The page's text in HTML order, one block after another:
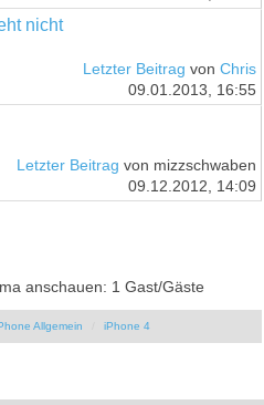
nicht
Letzter Beitrag von Chris
09.01.2013, 16:55
Letzter Beitrag von mizzschwaben
09.12.2012, 14:09
anschauen: 1 Gast/Gäste
Allgemein iPhone 4